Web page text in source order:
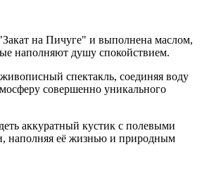
на Пичуге" и выполнена маслом,
наполняют душу спокойствием.
спектакль, соединяя воду
совершенно уникального
аккуратный кустик с полевыми
наполняя её жизнью и природным